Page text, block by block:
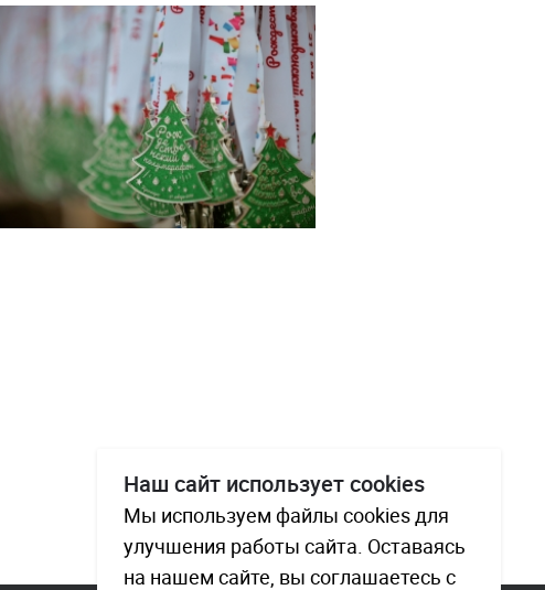
Наш сайт использует cookies
Мы используем файлы cookies для
улучшения работы сайта. Оставаясь
на нашем сайте, вы соглашаетесь с